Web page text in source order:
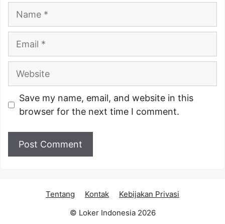
Website
Save my name, email, and website in this
browser for the next time I comment.
Tentang Kontak
Kebijakan Privasi
© Loker Indonesia 2026